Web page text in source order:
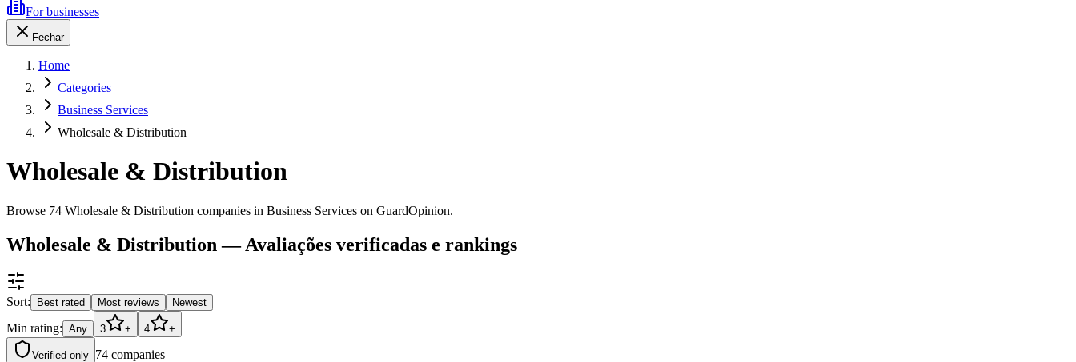
For businesses
Fechar
Home
Categories
Business Services
Wholesale & Distribution
Wholesale & Distribution
Browse 74 Wholesale & Distribution companies in Business Services on GuardOpinion.
Wholesale & Distribution — Avaliações verificadas e rankings
Sort: Best rated Most reviews Newest
Min rating: Any 3 + 4 +
Verified only 74 companies